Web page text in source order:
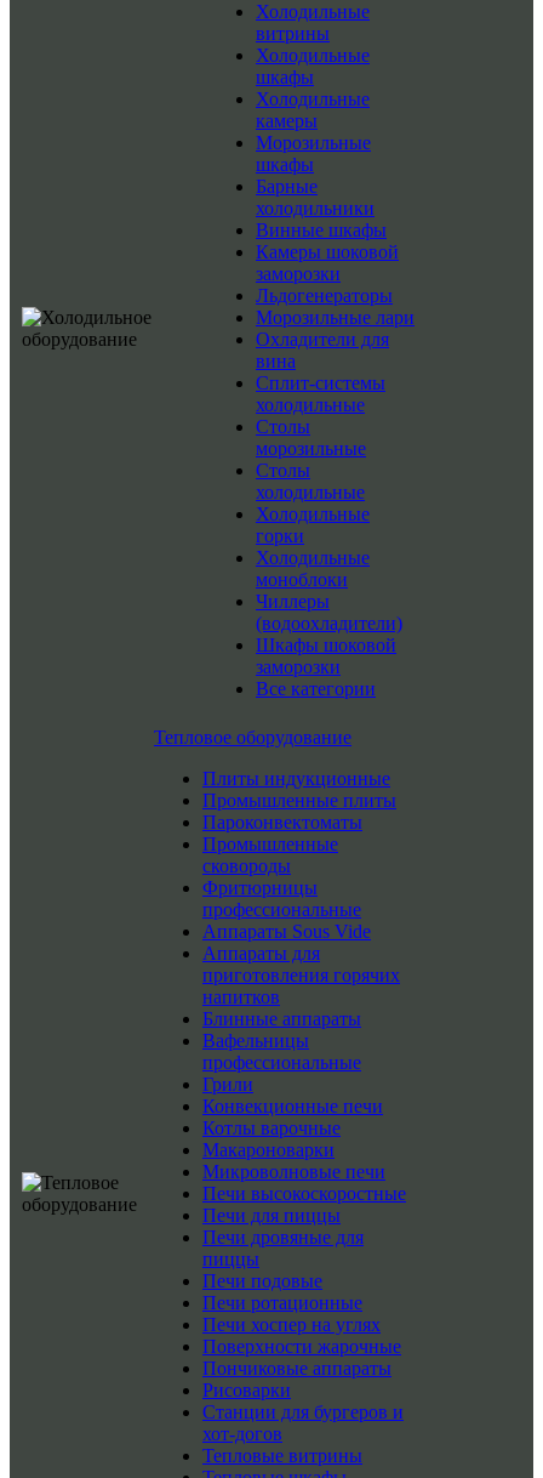
Холодильные
витрины
Холодильные
шкафы
Холодильные
камеры
Морозильные
шкафы
Барные
холодильники
Винные шкафы
Камеры шоковой
заморозки
Льдогенераторы
Морозильные лари
Охладители для
вина
Сплит-системы
холодильные
Столы
морозильные
Столы
холодильные
Холодильные
горки
Холодильные
моноблоки
Чиллеры
(водоохладители)
Шкафы шоковой
заморозки
Все категории
Тепловое оборудование
Плиты индукционные
Промышленные плиты
Пароконвектоматы
Промышленные
сковороды
Фритюрницы
профессиональные
Аппараты Sous Vide
Аппараты для
приготовления горячих
напитков
Блинные аппараты
Вафельницы
профессиональные
Грили
Конвекционные печи
Котлы варочные
Макароноварки
Микроволновые печи
Печи высокоскоростные
Печи для пиццы
Печи дровяные для
пиццы
Печи подовые
Печи ротационные
Печи хоспер на углях
Поверхности жарочные
Пончиковые аппараты
Рисоварки
Станции для бургеров и
хот-догов
Тепловые витрины